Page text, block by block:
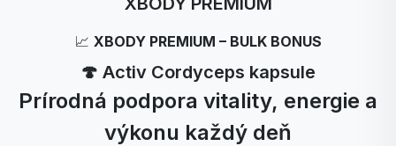
📈 XBODY PREMIUM – BULK BONUS
🍄 Activ Cordyceps kapsule
Prírodná podpora vitality, energie a
výkonu každý deň